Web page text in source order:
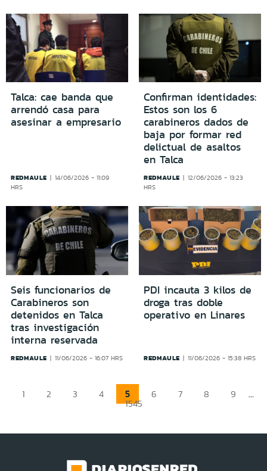
Talca: cae banda que
arrendó casa para
asesinar a empresario
REDMAULE
14/06/2026 - 11:09
HRS
Confirman identidades:
Estos son los 6
carabineros dados de
baja por formar red
delictual de asaltos
en Talca
REDMAULE
12/06/2026 - 13:23
HRS
Seis funcionarios de
Carabineros son
detenidos en Talca
tras investigación
interna reservada
REDMAULE 11/06/2026 - 16:07 HRS
PDI incauta 3 kilos de
droga tras doble
operativo en Linares
REDMAULE 11/06/2026 - 15:38 HRS
1 2 3 4 5 6 7 8 9 ...
1545